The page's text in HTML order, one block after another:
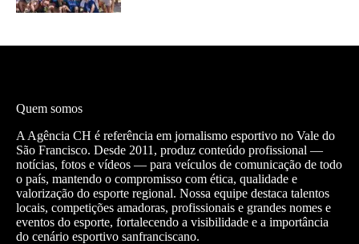
Quem somos
A Agência CH é referência em jornalismo esportivo no Vale do
São Francisco. Desde 2011, produz conteúdo profissional —
notícias, fotos e vídeos — para veículos de comunicação de todo
o país, mantendo o compromisso com ética, qualidade e
valorização do esporte regional. Nossa equipe destaca talentos
locais, competições amadoras, profissionais e grandes nomes e
eventos do esporte, fortalecendo a visibilidade e a importância
do cenário esportivo sanfranciscano.